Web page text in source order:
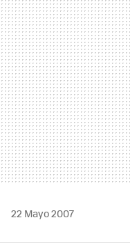
MAIL
22 Mayo 2007